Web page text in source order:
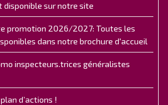
disponible sur notre site
promotion 2026/2027: Toutes les
dans notre brochure d'accueil
inspecteurs.trices généralistes
d’actions !